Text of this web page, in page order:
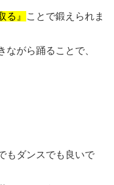
る』
ことで鍛えられま
ながら踊ることで、
もダンスでも良いで